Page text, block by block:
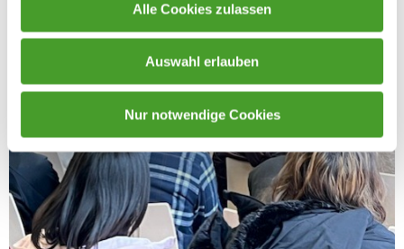
Alle Cookies zulassen
Auswahl erlauben
Nur notwendige Cookies